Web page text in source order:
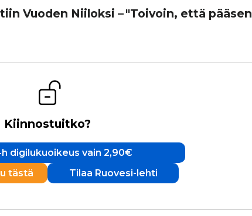
Vuoden Niiloksi – "Toivoin, että pääsen
Kiinnostuitko?
digilukuoikeus vain 2,90€
tästä
Tilaa Ruovesi-lehti